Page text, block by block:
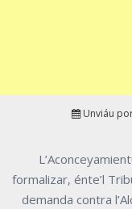
Unviáu
formalizar, énte’l
demanda contra